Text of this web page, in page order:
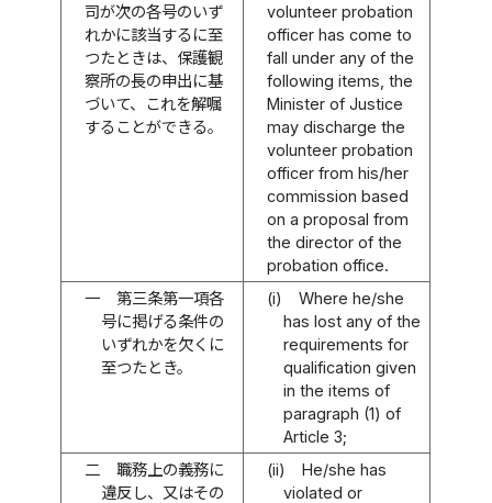
司が次の各号のいず
れかに該当するに至
つたときは、保護観
察所の長の申出に基
づいて、これを解嘱
することができる。
volunteer probation
officer has come to
fall under any of the
following items, the
Minister of Justice
may discharge the
volunteer probation
officer from his/her
commission based
on a proposal from
the director of the
probation office.
一
第三条第一項各
号に掲げる条件の
いずれかを欠くに
至つたとき。
(i)
Where he/she
has lost any of the
requirements for
qualification given
in the items of
paragraph (1) of
Article 3;
二
職務上の義務に
違反し、又はその
(ii)
He/she has
violated or